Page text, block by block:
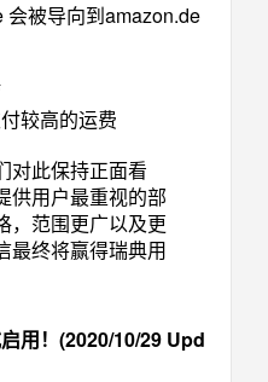
会被导向到amazon.de
较高的运费
对此保持正面看
供用户最重视的部
，范围更广以及更
最终将赢得瑞典用
用！(2020/10/29 Upd